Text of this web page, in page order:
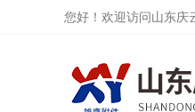
您好！欢迎访问山东庆